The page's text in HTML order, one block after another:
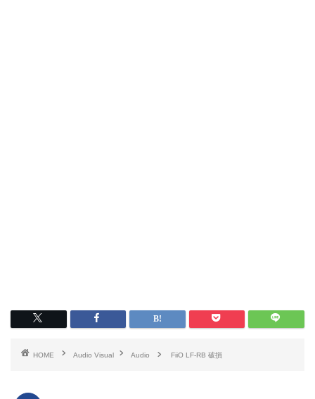
HOME Audio Visual Audio FiiO LF-RB 破損